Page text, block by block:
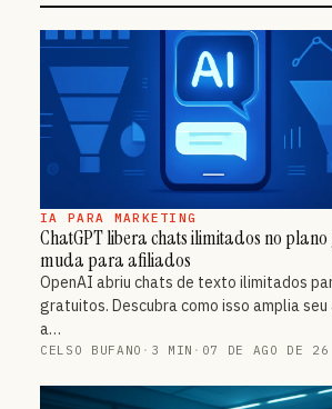
IA PARA MARKETING
ChatGPT libera chats ilimitados no
muda para afiliados
OpenAI abriu chats de texto ilimitados
gratuitos. Descubra como isso amplia seu
a…
CELSO BUFANO · 3 MIN · 07 DE AGO DE 26